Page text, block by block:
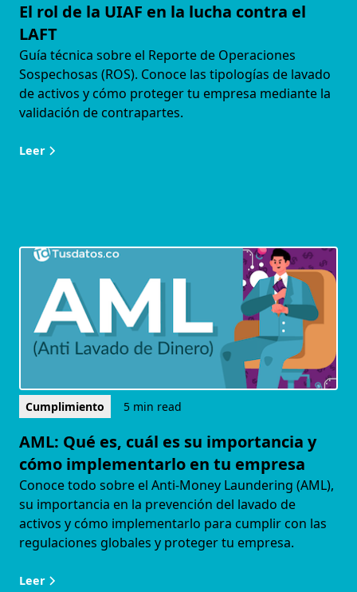
El rol de la UIAF en la lucha contra el
LAFT
Guía técnica sobre el Reporte de Operaciones
Sospechosas (ROS). Conoce las tipologías de lavado
de activos y cómo proteger tu empresa mediante la
validación de contrapartes.
Leer
Cumplimiento 5 min read
AML: Qué es, cuál es su importancia y
cómo implementarlo en tu empresa
Conoce todo sobre el Anti-Money Laundering (AML),
su importancia en la prevención del lavado de
activos y cómo implementarlo para cumplir con las
regulaciones globales y proteger tu empresa.
Leer